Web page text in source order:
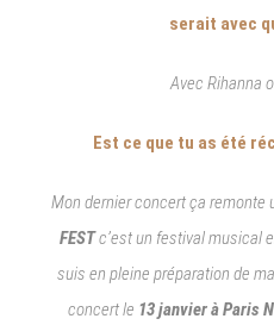
serait avec
Avec Rihanna
Est ce que tu as été
Mon dernier concert ça remonte
FESTc’est un festival musical
suis en pleine préparation de
concert le 13 janvier à Paris